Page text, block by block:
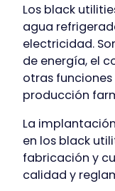
Los black
agua
electricidad.
de energía, el
otras
producción
La
en los black
fabricación y
calidad y